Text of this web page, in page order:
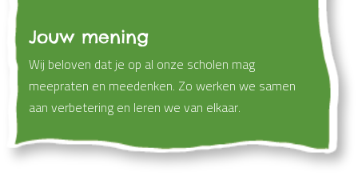
Jouw mening
Wij beloven dat je op al onze scholen mag
meepraten en meedenken. Zo werken we samen
aan verbetering en leren we van elkaar.